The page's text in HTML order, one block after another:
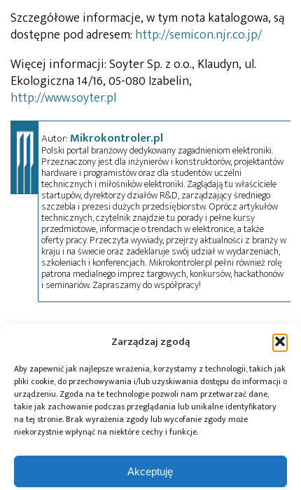
Zarządzaj zgodą
Aby zapewnić jak najlepsze wrażenia, korzystamy z technologii, takich jak
pliki cookie, do przechowywania i/lub uzyskiwania dostępu do informacji o
urządzeniu. Zgoda na te technologie pozwoli nam przetwarzać dane,
takie jak zachowanie podczas przeglądania lub unikalne identyfikatory
na tej stronie. Brak wyrażenia zgody lub wycofanie zgody może
niekorzystnie wpłynąć na niektóre cechy i funkcje.
Akceptuję
Szczegółowe informacje, w tym nota katalogowa, są
dostępne pod adresem: http://semicon.njr.co.jp/
Więcej informacji: Soyter Sp. z o.o., Klaudyn, ul.
Ekologiczna 14/16, 05-080 Izabelin,
http://www.soyter.pl
Autor:Mikrokontroler.pl
Polski portal branżowy dedykowany zagadnieniom elektroniki.
Przeznaczony jest dla inżynierów i konstruktorów, projektantów
hardware i programistów oraz dla studentów uczelni
technicznych i miłośników elektroniki. Zaglądają tu właściciele
startupów, dyrektorzy działów R&D, zarządzający średniego
szczebla i prezesi dużych przedsiębiorstw. Oprócz artykułów
technicznych, czytelnik znajdzie tu porady i pełne kursy
przedmiotowe, informacje o trendach w elektronice, a także
oferty pracy. Przeczyta wywiady, przejrzy aktualności z branży w
kraju i na świecie oraz zadeklaruje swój udział w wydarzeniach,
szkoleniach i konferencjach. Mikrokontroler.pl pełni również rolę
patrona medialnego imprez targowych, konkursów, hackathonów
i seminariów. Zapraszamy do współpracy!
Soyter
Przeczytaj również:
10 lat Finder
Global Electronics